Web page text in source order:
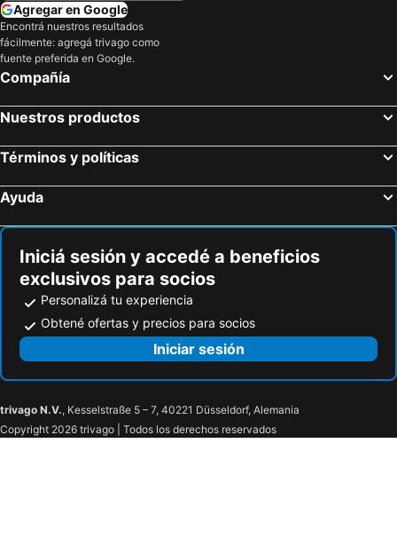
Hoteles en Colombia
Hoteles en Lanzarote
Hoteles en Curazao
Agregar en Google
Encontrá nuestros resultados
fácilmente: agregá trivago como
fuente preferida en Google.
Compañía
Nuestros productos
Términos y políticas
Ayuda
Iniciá sesión y accedé a beneficios
exclusivos para socios
Personalizá tu experiencia
Obtené ofertas y precios para socios
Iniciar sesión
trivago N.V., Kesselstraße 5 – 7, 40221 Düsseldorf, Alemania
Copyright 2026 trivago | Todos los derechos reservados